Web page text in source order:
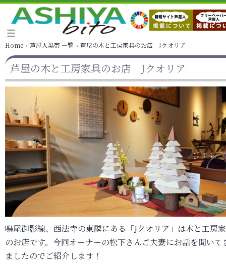
Home 芦屋人黒帯 一覧 芦屋の木と工房家具のお店 Jクオリア
芦屋の木と工房家具のお店 Jクオリア
鳴尾御影線、西法寺の東隣にある「Jクオリア」は木と工房
のお店です。今回オーナーの松下さんご夫妻にお話を聞いて
ましたのでご紹介します！